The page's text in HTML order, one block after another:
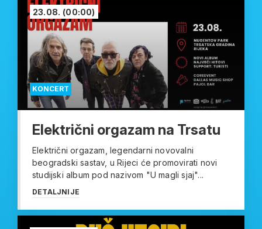
KONCERT
23.08. (00:00)
Električni orgazam na Trsatu
Električni orgazam, legendarni novovalni
beogradski sastav, u Rijeci će promovirati novi
studijski album pod nazivom "U magli sjaj"...
DETALJNIJE